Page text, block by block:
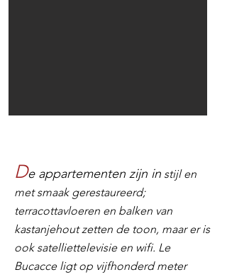
De appartementen zijn in stijl en
met smaak gerestaureerd;
terracottavloeren en balken van
kastanjehout zetten de toon, maar er is
ook satelliettelevisie en wifi. Le
Bucacce ligt op vijfhonderd meter